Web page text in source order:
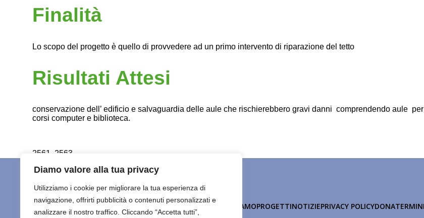
Diamo valore alla tua privacy
Utilizziamo i cookie per migliorare la tua esperienza di
navigazione, offrirti pubblicità o contenuti personalizzati e
analizzare il nostro traffico. Cliccando “Accetta tutti”,
Finalità
Lo scopo del progetto è quello di provvedere ad un primo intervento di riparazione del tetto
Risultati Attesi
conservazione dell’ edificio e salvaguardia delle aule che rischierebbero gravi danni comprendendo aule per
corsi computer e biblioteca.
2561, 2563
Maisha Marefu ETS CHI SIAMOPROGETTINOTIZIEPRIVACY POLICYDONA